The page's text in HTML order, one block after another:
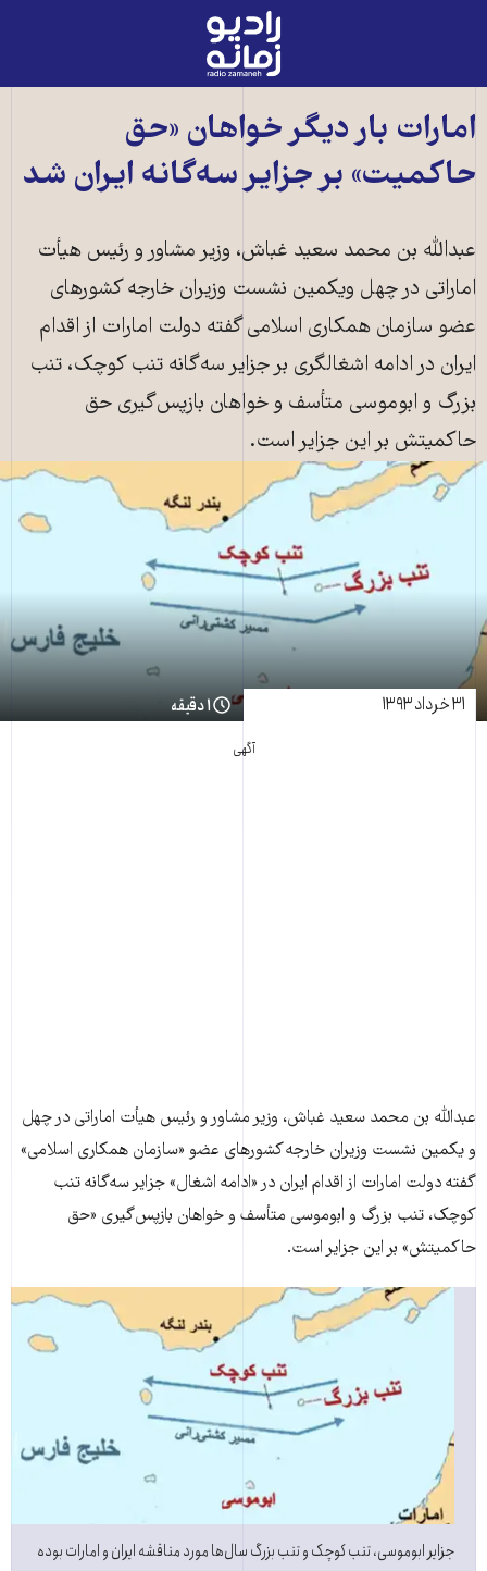
رادیو
زمانه
صفحه
اصلی
امارات بار دیگر خواهان «حق
حاکمیت» بر جزایر سه‌گانه ایران شد
عبدالله بن محمد سعید غباش، وزیر مشاور و رئیس هیأت
اماراتی در چهل ‌ویکمین نشست‌ وزیران خارجه کشورهای
عضو سازمان همکاری اسلامی گفته دولت امارات از اقدام
ایران در ادامه اشغالگری‌ بر جزایر سه‌گانه تنب کوچک، تنب
بزرگ و ابوموسی متأسف و خواهان بازپس‌گیری حق
حاکمیتش بر این جزایر است.
۳۱ خرداد ۱۳۹۳ ۱ دقیقه
آگهی
عبدالله بن محمد سعید غباش، وزیر مشاور و رئیس هیأت اماراتی در چهل
‌و یکمین نشست‌ وزیران خارجه کشورهای عضو «سازمان همکاری اسلامی»
گفته دولت امارات از اقدام ایران در «ادامه اشغال» جزایر سه‌گانه تنب
کوچک، تنب بزرگ و ابوموسی متأسف و خواهان بازپس‌گیری «حق
حاکمیتش» بر این جزایر است.
جزایر ابوموسی، تنب کوچک و تنب بزرگ سال‌ها مورد مناقشه ایران و امارات بوده